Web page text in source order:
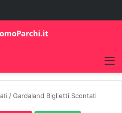
/ Gardaland Biglietti Scontati